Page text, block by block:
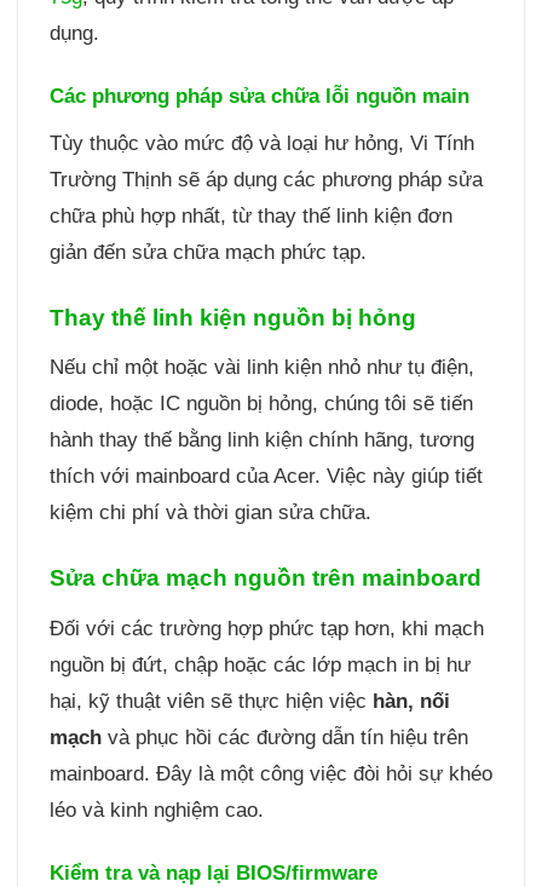
dụng.
Các phương pháp sửa chữa lỗi nguồn main
Tùy thuộc vào mức độ và loại hư hỏng, Vi Tính
Trường Thịnh sẽ áp dụng các phương pháp sửa
chữa phù hợp nhất, từ thay thế linh kiện đơn
giản đến sửa chữa mạch phức tạp.
Thay thế linh kiện nguồn bị hỏng
Nếu chỉ một hoặc vài linh kiện nhỏ như tụ điện,
diode, hoặc IC nguồn bị hỏng, chúng tôi sẽ tiến
hành thay thế bằng linh kiện chính hãng, tương
thích với mainboard của Acer. Việc này giúp tiết
kiệm chi phí và thời gian sửa chữa.
Sửa chữa mạch nguồn trên mainboard
Đối với các trường hợp phức tạp hơn, khi mạch
nguồn bị đứt, chập hoặc các lớp mạch in bị hư
hại, kỹ thuật viên sẽ thực hiện việc hàn, nối
mạchvà phục hồi các đường dẫn tín hiệu trên
mainboard. Đây là một công việc đòi hỏi sự khéo
léo và kinh nghiệm cao.
Kiểm tra và nạp lại BIOS/firmware